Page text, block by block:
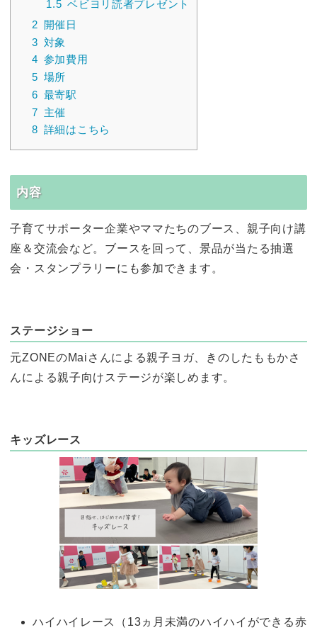
1.5 ベビヨリ読者プレゼント
2 開催日
3 対象
4 参加費用
5 場所
6 最寄駅
7 主催
8 詳細はこちら
内容
子育てサポーター企業やママたちのブース、親子向け講
座＆交流会など。ブースを回って、景品が当たる抽選
会・スタンプラリーにも参加できます。
ステージショー
元ZONEのMaiさんによる親子ヨガ、きのしたももかさ
んによる親子向けステージが楽しめます。
キッズレース
ハイハイレース（13ヵ月未満のハイハイができる赤